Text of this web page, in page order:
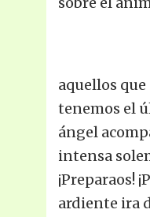
aquellos
tenemos el
ángel
intensa
¡Preparaos!
ardiente ira